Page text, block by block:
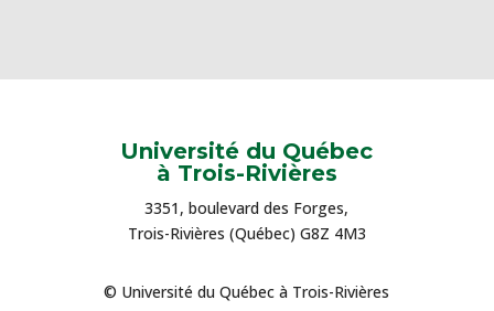
Université du Québec
à Trois-Rivières
3351, boulevard des Forges,
Trois-Rivières (Québec) G8Z 4M3
© Université du Québec à Trois-Rivières